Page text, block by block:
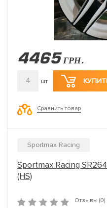
4465 ГРН.
4 шт
Сравнить товар
Sportmax Racing
Sportmax Racing SR264
(HS)
Отзывы (0)